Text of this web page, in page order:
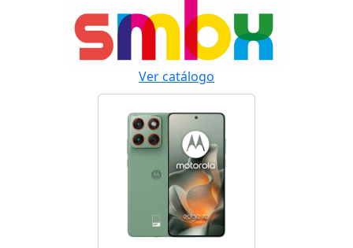
Ver catálogo